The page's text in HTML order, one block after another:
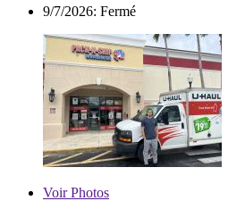
9/7/2026: Fermé
VoirPhotos